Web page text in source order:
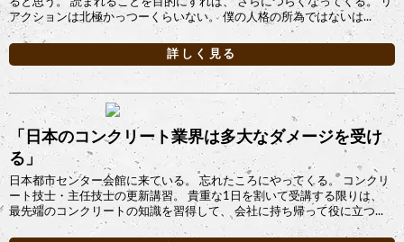
アクションは北極かっつーくらいない。 僕の人格の所為ではないは...
詳しく見る
「日本のコンクリート業界は多大なダメージを受け
る」
日本都市センター会館に来ている。 忘れたころにやってくる。 コンクリ
ート技士・主任技士の更新講習。 貴重な1日を割いて受講する限りは、
最先端のコンクリートの知識を習得して、 会社に持ち帰って役に立つ...